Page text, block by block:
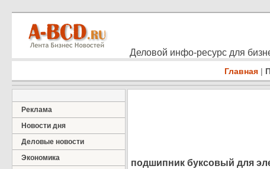
Деловой инфо-ресурс для
Главная |
Реклама
Новости дня
Деловые новости
Экономика
подшипник буксовый для